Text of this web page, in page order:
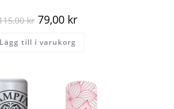
kr 79,00 kr
Lägg till i varukorg